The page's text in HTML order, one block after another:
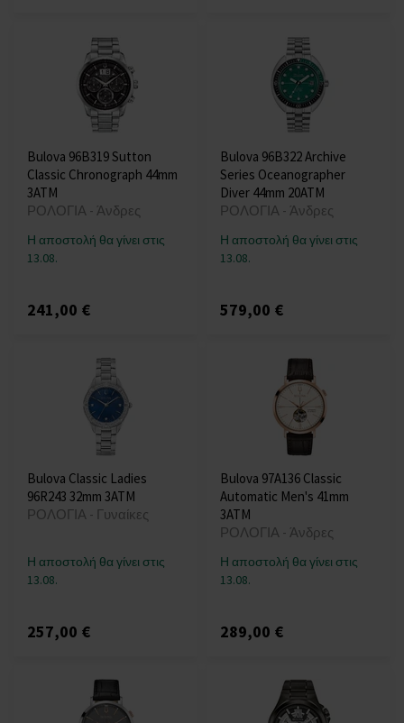
Bulova 96B319 Sutton
Classic Chronograph 44mm
3ATM
ΡΟΛΟΓΙΑ - Άνδρες
Η αποστολή θα γίνει στις
13.08.
241,00 €
Bulova 96B322 Archive
Series Oceanographer
Diver 44mm 20ATM
ΡΟΛΟΓΙΑ - Άνδρες
Η αποστολή θα γίνει στις
13.08.
579,00 €
Bulova Classic Ladies
96R243 32mm 3ATM
ΡΟΛΟΓΙΑ - Γυναίκες
Η αποστολή θα γίνει στις
13.08.
257,00 €
Bulova 97A136 Classic
Automatic Men's 41mm
3ATM
ΡΟΛΟΓΙΑ - Άνδρες
Η αποστολή θα γίνει στις
13.08.
289,00 €